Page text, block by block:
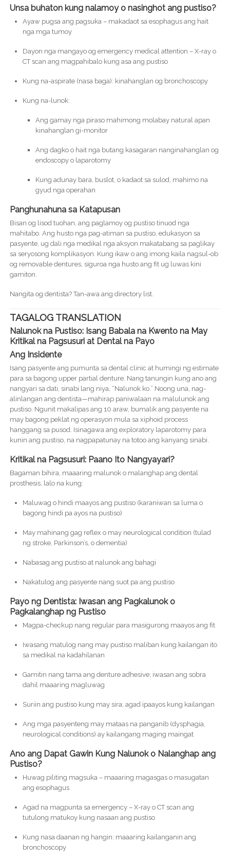
Unsa buhaton kung nalamoy o nasinghot ang pustiso?
Ayaw pugsa ang pagsuka – makadaot sa esophagus ang hait
nga mga tumoy
Dayon nga mangayo og emergency medical attention – X-ray o
CT scan ang magpahibalo kung asa ang pustiso
Kung na-aspirate (nasa baga): kinahanglan og bronchoscopy
Kung na-lunok:
Ang gamay nga piraso mahimong molabay natural apan
kinahanglan gi-monitor
Ang dagko o hait nga butang kasagaran nanginahanglan og
endoscopy o laparotomy
Kung adunay bara, buslot, o kadaot sa sulod, mahimo na
gyud nga operahan
Panghunahuna sa Katapusan
Bisan og lisod tuohan, ang paglamoy og pustiso tinuod nga
mahitabo. Ang husto nga pag-atiman sa pustiso, edukasyon sa
pasyente, ug dali nga medikal nga aksyon makatabang sa paglikay
sa seryosong komplikasyon. Kung ikaw o ang imong kaila nagsul-ob
og removable dentures, siguroa nga husto ang fit ug luwas kini
gamiton.
Nangita og dentista? Tan-awa ang directory list.
TAGALOG TRANSLATION
Nalunok na Pustiso: Isang Babala na Kwento na May
Kritikal na Pagsusuri at Dental na Payo
Ang Insidente
Isang pasyente ang pumunta sa dental clinic at humingi ng estimate
para sa bagong upper partial denture. Nang tanungin kung ano ang
nangyari sa dati, sinabi lang niya, “Nalunok ko.” Noong una, nag-
alinlangan ang dentista—mahirap paniwalaan na malulunok ang
pustiso. Ngunit makalipas ang 10 araw, bumalik ang pasyente na
may bagong peklat ng operasyon mula sa xiphoid process
hanggang sa pusod. Isinagawa ang exploratory laparotomy para
kunin ang pustiso, na nagpapatunay na totoo ang kanyang sinabi.
Kritikal na Pagsusuri: Paano Ito Nangyayari?
Bagaman bihira, maaaring malunok o malanghap ang dental
prosthesis, lalo na kung:
Maluwag o hindi maayos ang pustiso (karaniwan sa luma o
bagong hindi pa ayos na pustiso)
May mahinang gag reflex o may neurological condition (tulad
ng stroke, Parkinson’s, o dementia)
Nabasag ang pustiso at nalunok ang bahagi
Nakatulog ang pasyente nang suot pa ang pustiso
Payo ng Dentista: Iwasan ang Pagkalunok o
Pagkalanghap ng Pustiso
Magpa-checkup nang regular para masigurong maayos ang fit
Iwasang matulog nang may pustiso maliban kung kailangan ito
sa medikal na kadahilanan
Gamitin nang tama ang denture adhesive; iwasan ang sobra
dahil maaaring magluwag
Suriin ang pustiso kung may sira; agad ipaayos kung kailangan
Ang mga pasyenteng may mataas na panganib (dysphagia,
neurological conditions) ay kailangang maging maingat
Ano ang Dapat Gawin Kung Nalunok o Nalanghap ang
Pustiso?
Huwag piliting magsuka – maaaring magasgas o masugatan
ang esophagus
Agad na magpunta sa emergency – X-ray o CT scan ang
tutulong matukoy kung nasaan ang pustiso
Kung nasa daanan ng hangin: maaaring kailanganin ang
bronchoscopy